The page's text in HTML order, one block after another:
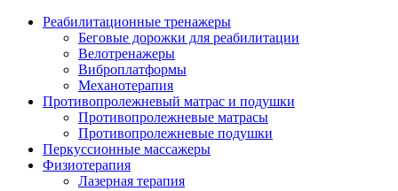
Реабилитационные тренажеры
Беговые дорожки для реабилитации
Велотренажеры
Виброплатформы
Механотерапия
Противопролежневый матрас и подушки
Противопролежневые матрасы
Противопролежневые подушки
Перкуссионные массажеры
Физиотерапия
Лазерная терапия